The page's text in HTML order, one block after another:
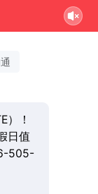
）！
日值
505-